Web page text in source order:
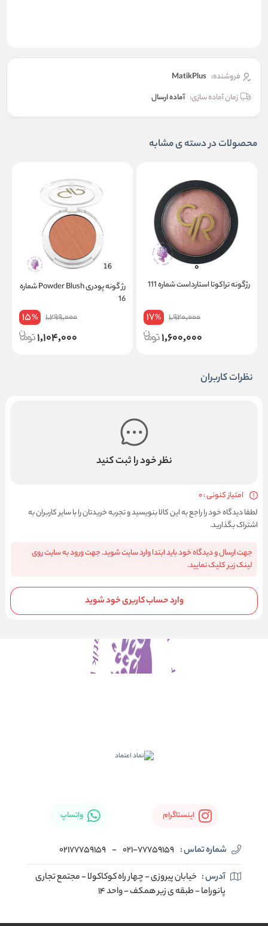
فروشنده: MatikPlus
زمان آماده سازی: آماده ارسال
محصولات در دسته ی مشابه
رژگونه تراکوتا استارداست شماره 111
1,920,000
17%
1,600,000
رژ گونه پودری Powder Blush شماره
16
1,299,000
15%
1,104,000
نظرات کاربران
نظر خود را ثبت کنید
امتیاز کنونی : 0
لطفا دیدگاه خود را راجع به این کالا بنویسید و تجربه خریدتان را با سایر کاربران به
اشتراک بگذارید.
جهت ارسال و دیدگاه خود باید ابتدا وارد سایت شوید. جهت ورود به سایت روی
لینک زیر کلیک نمایید.
وارد حساب کاربری خود شوید
اینستاگرام واتساپ
شماره تماس : 021-77759159
-
02177759159
آدرس : خیابان پیروزی - چهار راه کوکاکولا - مجتمع تجاری
پانوراما - طبقه ی زیر همکف - واحد 14